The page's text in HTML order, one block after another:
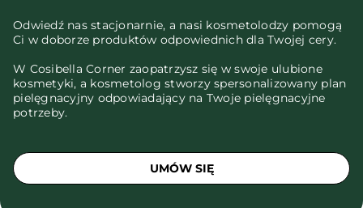
Odwiedź nas stacjonarnie, a nasi kosmetolodzy pomogą
Ci w doborze produktów odpowiednich dla Twojej cery.
W Cosibella Corner zaopatrzysz się w swoje ulubione
kosmetyki, a kosmetolog stworzy spersonalizowany plan
pielęgnacyjny odpowiadający na Twoje pielęgnacyjne
potrzeby.
UMÓW SIĘ